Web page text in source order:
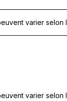
varier
varier